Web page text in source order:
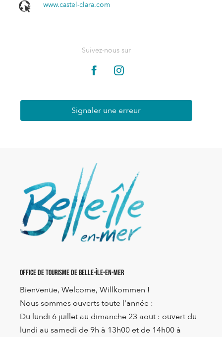
www.castel-clara.com
Suivez-nous sur
Signaler une erreur
Office de Tourisme de Belle-Île-en-Mer
Bienvenue, Welcome, Willkommen !
Nous sommes ouverts toute l'année :
Du lundi 6 juillet au dimanche 23 aout : ouvert du
lundi au samedi de 9h à 13h00 et de 14h00 à